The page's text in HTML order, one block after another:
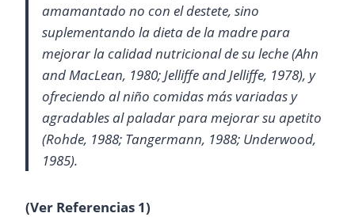
amamantado no con el destete, sino
suplementando la dieta de la madre para
mejorar la calidad nutricional de su leche (Ahn
and MacLean, 1980; Jelliffe and Jelliffe, 1978), y
ofreciendo al niño comidas más variadas y
agradables al paladar para mejorar su apetito
(Rohde, 1988; Tangermann, 1988; Underwood,
1985).
(Ver Referencias 1)